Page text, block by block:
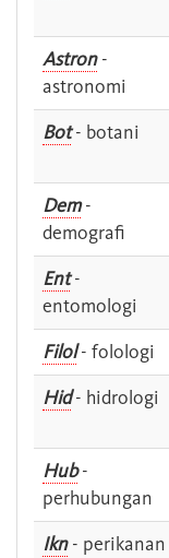
Astron-
astronomi
Bot- botani
Dem-
demografi
Ent-
entomologi
Filol- folologi
Hid- hidrologi
Hub-
perhubungan
Ikn- perikanan